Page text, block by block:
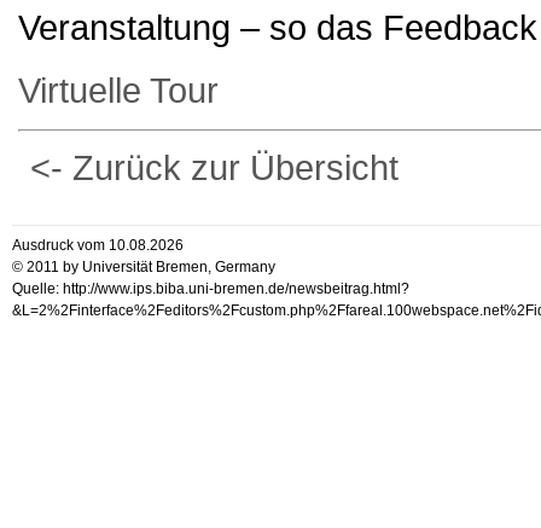
Veranstaltung – so das
Virtuelle Tour
<- Zurück zur Übersicht
Ausdruck vom 10.08.2026
© 2011 by Universität Bremen, Germany
Quelle: http://www.ips.biba.uni-bremen.de/newsbeitrag.html?